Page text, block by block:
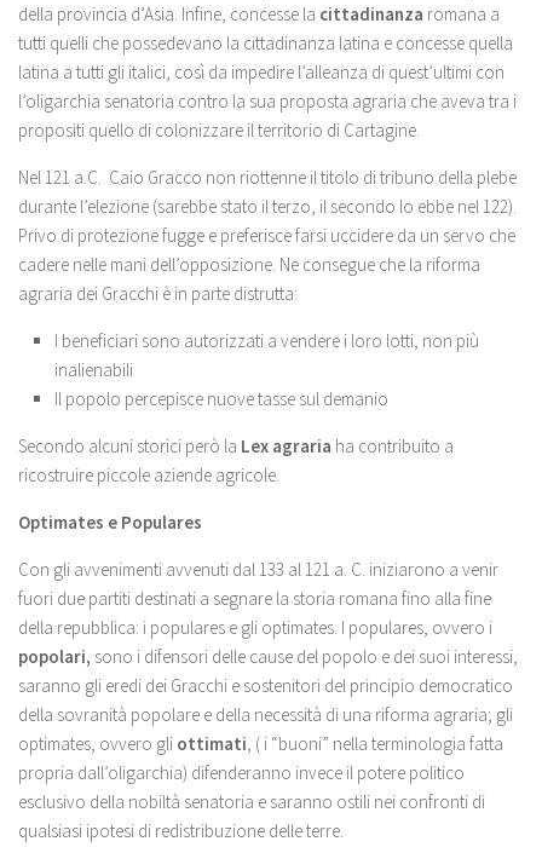
della provincia d’Asia. Infine, concesse la cittadinanza romana a
tutti quelli che possedevano la cittadinanza latina e concesse quella
latina a tutti gli italici, così da impedire l’alleanza di quest’ultimi con
l’oligarchia senatoria contro la sua proposta agraria che aveva tra i
propositi quello di colonizzare il territorio di Cartagine.
Nel 121 a.C. Caio Gracco non riottenne il titolo di tribuno della plebe
durante l’elezione (sarebbe stato il terzo, il secondo lo ebbe nel 122).
Privo di protezione fugge e preferisce farsi uccidere da un servo che
cadere nelle mani dell’opposizione. Ne consegue che la riforma
agraria dei Gracchi è in parte distrutta:
I beneficiari sono autorizzati a vendere i loro lotti, non più
inalienabili
Il popolo percepisce nuove tasse sul demanio
Secondo alcuni storici però la Lex agraria ha contribuito a
ricostruire piccole aziende agricole.
Optimates e Populares
Con gli avvenimenti avvenuti dal 133 al 121 a. C. iniziarono a venir
fuori due partiti destinati a segnare la storia romana fino alla fine
della repubblica: i populares e gli optimates. I populares, ovvero i
popolari, sono i difensori delle cause del popolo e dei suoi interessi,
saranno gli eredi dei Gracchi e sostenitori del principio democratico
della sovranità popolare e della necessità di una riforma agraria; gli
optimates, ovvero gli ottimati , ( i “buoni” nella terminologia fatta
propria dall’oligarchia) difenderanno invece il potere politico
esclusivo della nobiltà senatoria e saranno ostili nei confronti di
qualsiasi ipotesi di redistribuzione delle terre.